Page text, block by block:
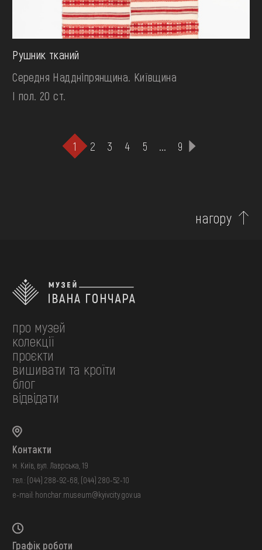
Рушник тканий
Середня Наддніпрянщина. Київщина
І пол. 20 ст.
1 2 3 4 5 ... 9
нагору
про музей
колекції
проєкти
вишивати та кроїти
блог
відвідати
Контакти
м. Київ, вул. Лаврська, 19
тел.: (044) 288-92-68 (044) 280-52-10
e-mail: honchar.museum@kyivcity.gov.ua
Графік роботи